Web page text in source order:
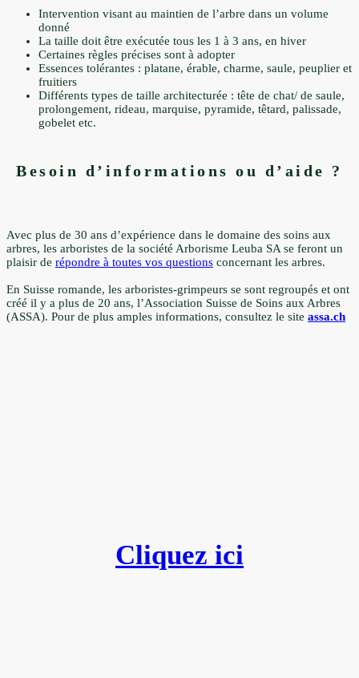
Intervention visant au maintien de l’arbre dans un volume
donné
La taille doit être exécutée tous les 1 à 3 ans, en hiver
Certaines règles précises sont à adopter
Essences tolérantes : platane, érable, charme, saule, peuplier et
fruitiers
Différents types de taille architecturée : tête de chat/ de saule,
prolongement, rideau, marquise, pyramide, têtard, palissade,
gobelet etc.
Besoin d’informations ou d’aide ?
Avec plus de 30 ans d’expérience dans le domaine des soins aux
arbres, les arboristes de la société Arborisme Leuba SA se feront un
plaisir de répondre à toutes vos questions concernant les arbres.
En Suisse romande, les arboristes-grimpeurs se sont regroupés et ont
créé il y a plus de 20 ans, l’Association Suisse de Soins aux Arbres
(ASSA). Pour de plus amples informations, consultez le site assa.ch
Cliquez ici